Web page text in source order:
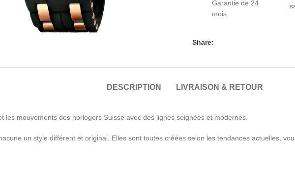
Garantie de 24
mois.
Share:
DESCRIPTION LIVRAISON & RETOUR
les mouvements des horlogers Suisse avec des lignes soignées et modernes.
un style différent et original. Elles sont toutes créées selon les tendances actuelles,